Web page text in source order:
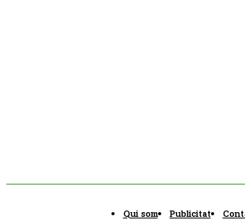
Qui som Publicitat